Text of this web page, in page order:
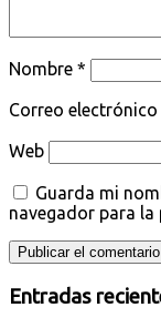
Nombre *
Correo electrónico
Web
Guarda mi
navegador para la
Entradas